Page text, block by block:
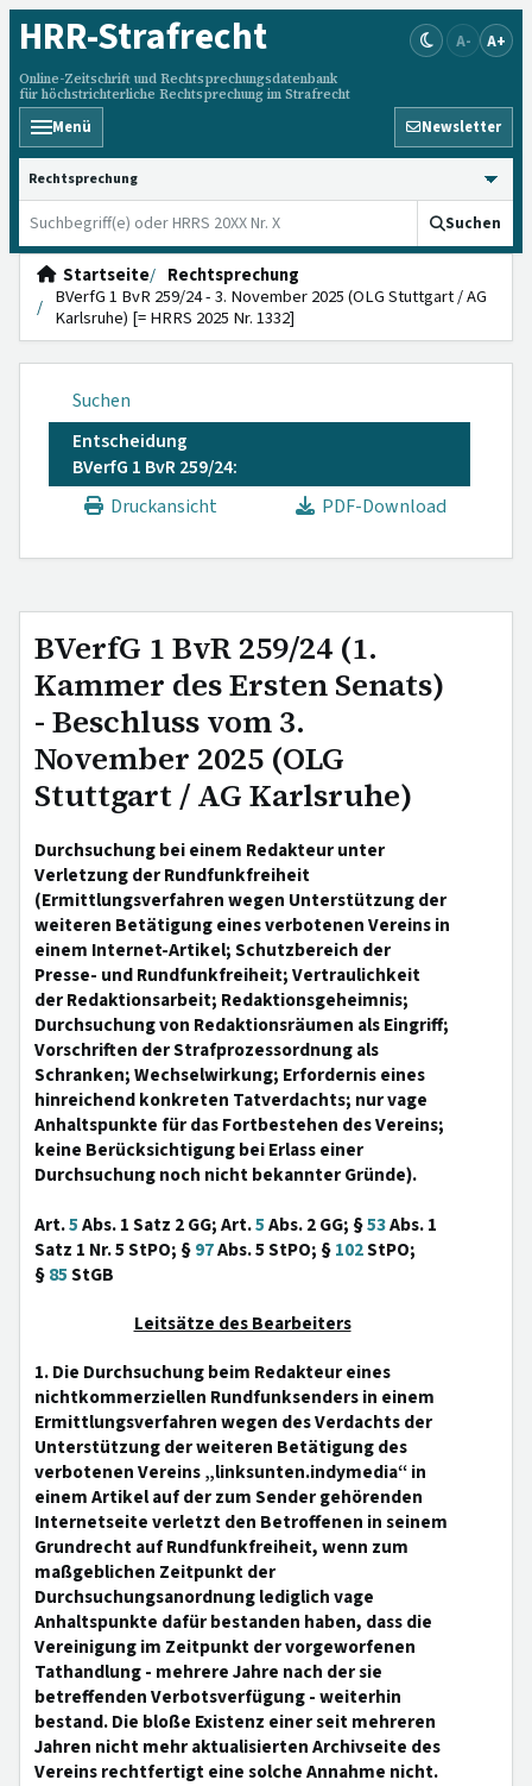
HRR-Strafrecht
Online-Zeitschrift und Rechtsprechungsdatenbank
für höchstrichterliche Rechtsprechung im Strafrecht
A- A+
Menü Newsletter
HRRS durchsuchen
Suchen
Startseite
Rechtsprechung
BVerfG 1 BvR 259/24 - 3. November 2025 (OLG Stuttgart / AG
Karlsruhe) [= HRRS 2025 Nr. 1332]
Suchen
Entscheidung
BVerfG 1 BvR 259/24:
Druckansicht
PDF-Download
BVerfG 1 BvR 259/24 (1.
Kammer des Ersten Senats)
- Beschluss vom 3.
November 2025 (OLG
Stuttgart / AG Karlsruhe)
Durchsuchung bei einem Redakteur unter
Verletzung der Rundfunkfreiheit
(Ermittlungsverfahren wegen Unterstützung der
weiteren Betätigung eines verbotenen Vereins in
einem Internet-Artikel; Schutzbereich der
Presse- und Rundfunkfreiheit; Vertraulichkeit
der Redaktionsarbeit; Redaktionsgeheimnis;
Durchsuchung von Redaktionsräumen als Eingriff;
Vorschriften der Strafprozessordnung als
Schranken; Wechselwirkung; Erfordernis eines
hinreichend konkreten Tatverdachts; nur vage
Anhaltspunkte für das Fortbestehen des Vereins;
keine Berücksichtigung bei Erlass einer
Durchsuchung noch nicht bekannter Gründe).
Art.5Abs. 1 Satz 2 GG; Art.5Abs. 2 GG; §53Abs. 1
Satz 1 Nr. 5 StPO; §97Abs. 5 StPO; §102StPO;
§85StGB
Leitsätze des Bearbeiters
1. Die Durchsuchung beim Redakteur eines
nichtkommerziellen Rundfunksenders in einem
Ermittlungsverfahren wegen des Verdachts der
Unterstützung der weiteren Betätigung des
verbotenen Vereins „linksunten.indymedia“ in
einem Artikel auf der zum Sender gehörenden
Internetseite verletzt den Betroffenen in seinem
Grundrecht auf Rundfunkfreiheit, wenn zum
maßgeblichen Zeitpunkt der
Durchsuchungsanordnung lediglich vage
Anhaltspunkte dafür bestanden haben, dass die
Vereinigung im Zeitpunkt der vorgeworfenen
Tathandlung - mehrere Jahre nach der sie
betreffenden Verbotsverfügung - weiterhin
bestand. Die bloße Existenz einer seit mehreren
Jahren nicht mehr aktualisierten Archivseite des
Vereins rechtfertigt eine solche Annahme nicht.